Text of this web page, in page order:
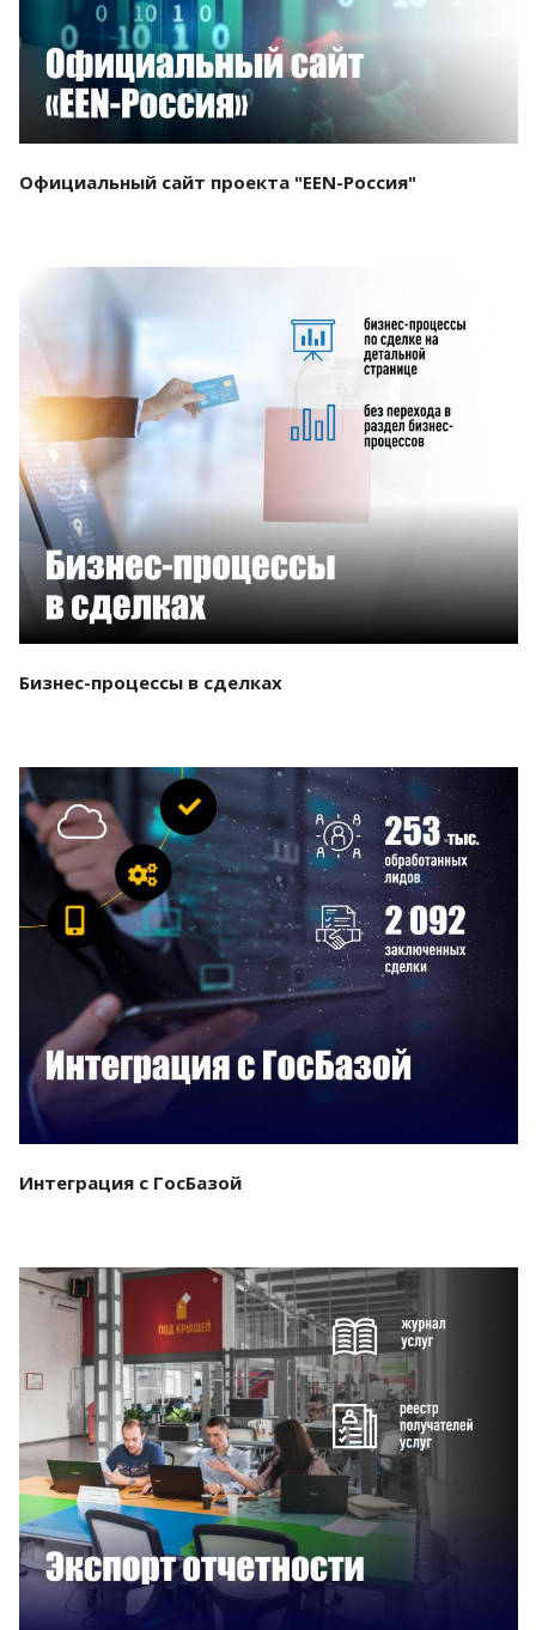
Официальный сайт проекта "EEN-Россия"
Бизнес-процессы в сделках
Смотреть проект
Интеграция с ГосБазой
Смотреть проект